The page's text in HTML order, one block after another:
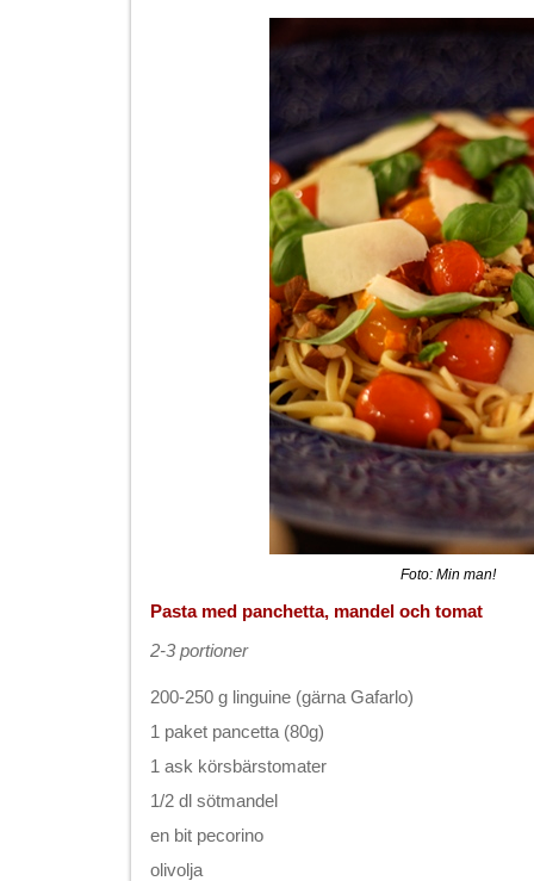
Foto: Min man!
Pasta med panchetta, mandel och tomat
2-3 portioner
200-250 g linguine (gärna Gafarlo)
1 paket pancetta (80g)
1 ask körsbärstomater
1/2 dl sötmandel
en bit pecorino
olivolja